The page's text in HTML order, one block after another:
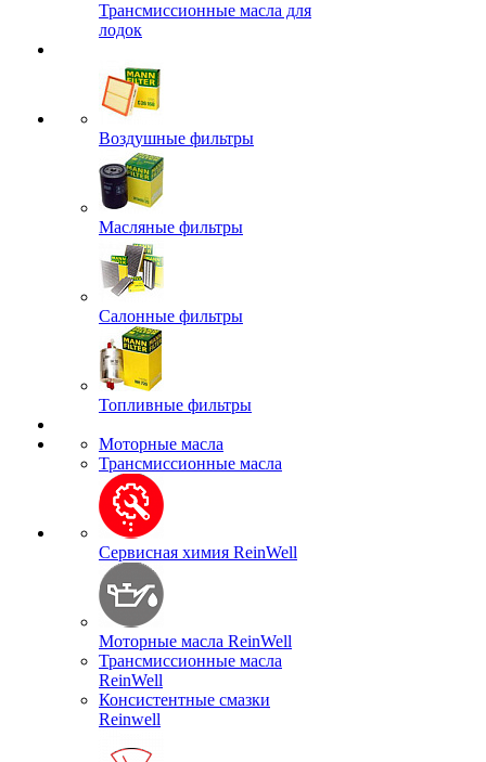
Трансмиссионные масла для
лодок
Воздушные фильтры
Масляные фильтры
Салонные фильтры
Топливные фильтры
Моторные масла
Трансмиссионные масла
Сервисная химия ReinWell
Моторные масла ReinWell
Трансмиссионные масла
ReinWell
Консистентные смазки
Reinwell